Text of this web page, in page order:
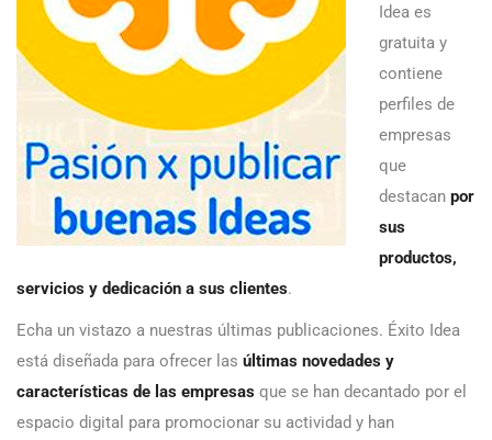
Idea es
gratuita y
contiene
perfiles de
empresas
que
destacan por
sus
productos,
servicios y dedicación a sus clientes.
Echa un vistazo a nuestras últimas publicaciones. Éxito Idea
está diseñada para ofrecer las últimas novedades y
características de las empresas que se han decantado por el
espacio digital para promocionar su actividad y han